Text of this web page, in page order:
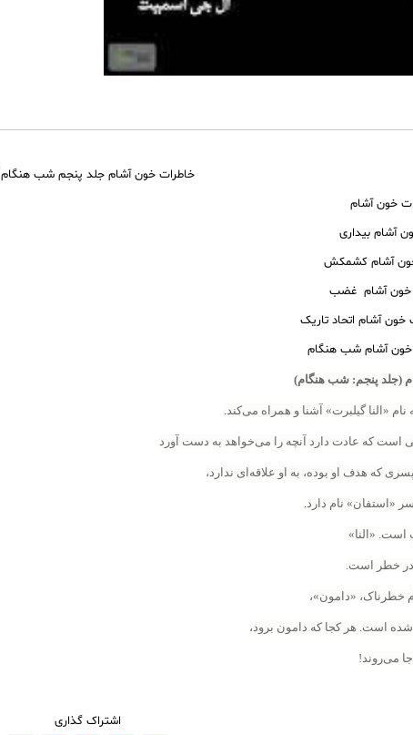
خاطرات خون آشام جلد پنجم شب هنگام pdf
خون آشام
آشام بیداری
آشام کشمکش
خون آشام غضب
خون آشام اتحاد تاریک
خون آشام شب هنگام
(جلد پنجم: شب هنگام)
«النا گیلبرت» آشنا و همراه می‌کند.
است که عادت دارد آنچه را می‌خواهد به دست آورد
که هدف او بوده، به او علاقه‌ای ندارد،
«استفان» نام دارد.
«النا»
در خطر است.
خطرناک، «دامون»،
شده است. هر کجا که دامون برود،
می‌روند!
اشتراک گذاری